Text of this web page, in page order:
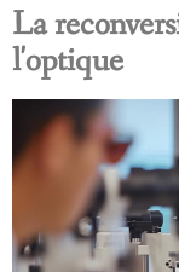
La
l'optique